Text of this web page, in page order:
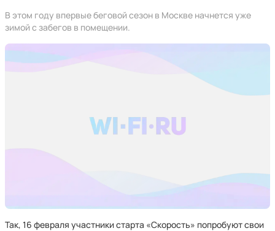
В этом году впервые беговой сезон в Москве начнется уже
зимой с забегов в помещении.
Так, 16 февраля участники старта «Скорость» попробуют свои